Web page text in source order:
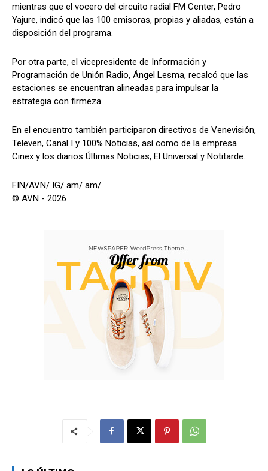
mientras que el vocero del circuito radial FM Center, Pedro
Yajure, indicó que las 100 emisoras, propias y aliadas, están a
disposición del programa.
Por otra parte, el vicepresidente de Información y
Programación de Unión Radio, Ángel Lesma, recalcó que las
estaciones se encuentran alineadas para impulsar la
estrategia con firmeza.
En el encuentro también participaron directivos de Venevisión,
Televen, Canal I y 100% Noticias, así como de la empresa
Cinex y los diarios Últimas Noticias, El Universal y Notitarde.
FIN/AVN/ IG/ am/ am/
© AVN - 2026